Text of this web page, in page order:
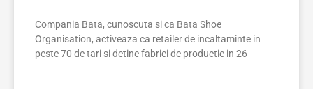
Compania Bata, cunoscuta si ca Bata Shoe
Organisation, activeaza ca retailer de incaltaminte in
peste 70 de tari si detine fabrici de productie in 26